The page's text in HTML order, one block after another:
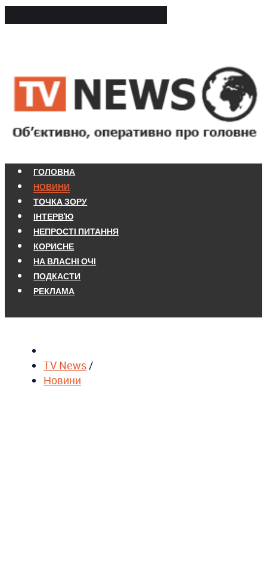
ГОЛОВНА
НОВИНИ
ТОЧКА ЗОРУ
ІНТЕРВ'Ю
НЕПРОСТІ ПИТАННЯ
КОРИСНЕ
НА ВЛАСНІ ОЧІ
ПОДКАСТИ
РЕКЛАМА
TV News/
Новини